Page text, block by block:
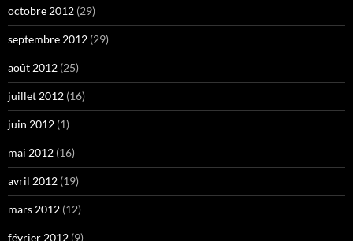
octobre 2012 (29)
septembre 2012 (29)
août 2012 (25)
juillet 2012 (16)
juin 2012 (1)
mai 2012 (16)
avril 2012 (19)
mars 2012 (12)
février 2012 (9)